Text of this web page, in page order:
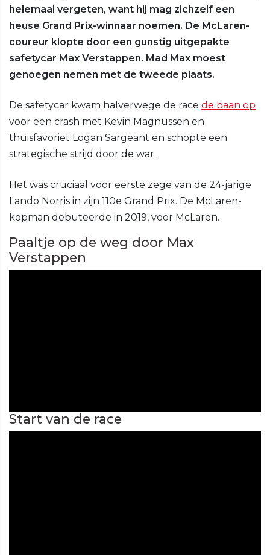
helemaal vergeten, want hij mag zichzelf een
heuse Grand Prix-winnaar noemen. De McLaren-
coureur klopte door een gunstig uitgepakte
safetycar Max Verstappen. Mad Max moest
genoegen nemen met de tweede plaats.
De safetycar kwam halverwege de race de baan op
voor een crash met Kevin Magnussen en
thuisfavoriet Logan Sargeant en schopte een
strategische strijd door de war.
Het was cruciaal voor eerste zege van de 24-jarige
Lando Norris in zijn 110e Grand Prix. De McLaren-
kopman debuteerde in 2019, voor McLaren.
Paaltje op de weg door Max
Verstappen
Start van de race